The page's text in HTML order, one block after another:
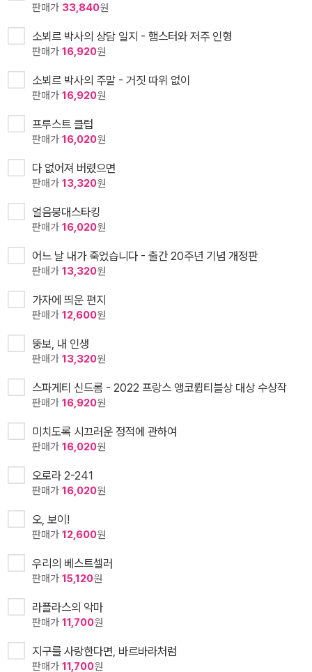
판매가 33,840원
소뵈르 박사의 상담 일지 - 햄스터와 저주 인형
판매가 16,920원
소뵈르 박사의 주말 - 거짓 따위 없이
판매가 16,920원
프루스트 클럽
판매가 16,020원
다 없어져 버렸으면
판매가 13,320원
얼음붕대스타킹
판매가 16,020원
어느 날 내가 죽었습니다 - 출간 20주년 기념 개정판
판매가 13,320원
가자에 띄운 편지
판매가 12,600원
뚱보, 내 인생
판매가 13,320원
스파게티 신드롬 - 2022 프랑스 앵코륍티블상 대상 수상작
판매가 16,920원
미치도록 시끄러운 정적에 관하여
판매가 16,020원
오로라 2-241
판매가 16,020원
오, 보이!
판매가 12,600원
우리의 베스트셀러
판매가 15,120원
라플라스의 악마
판매가 11,700원
지구를 사랑한다면, 바르바라처럼
판매가 11,700원